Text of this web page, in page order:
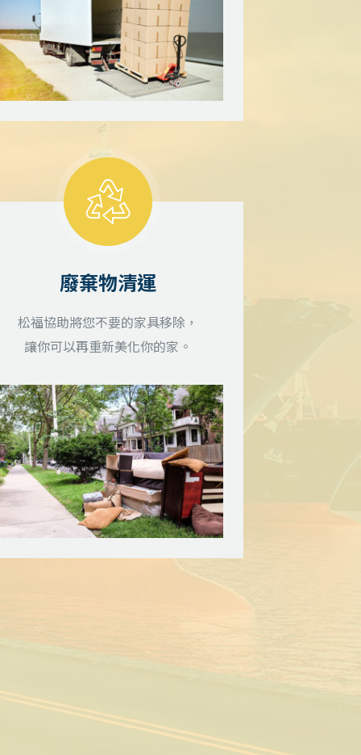
廢棄物清運
松福協助將您不要的家具移除，
讓你可以再重新美化你的家。